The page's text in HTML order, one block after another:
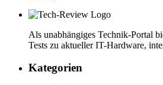
Als unabhängiges Technik-Portal
Tests zu aktueller IT-Hardware,
Kategorien